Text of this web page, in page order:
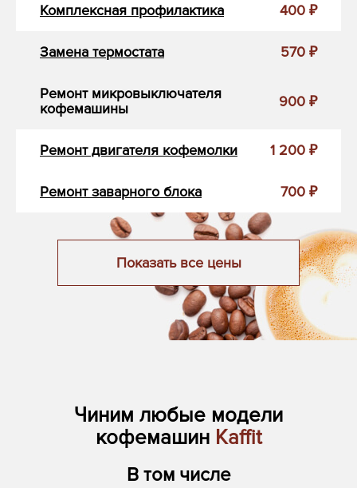
Комплексная профилактика 400 ₽
Замена термостата 570 ₽
Ремонт микровыключателя
кофемашины
900 ₽
Ремонт двигателя кофемолки 1 200 ₽
Ремонт заварного блока 700 ₽
Показать все цены
Чиним любые модели
кофемашин Kaffit
В том числе